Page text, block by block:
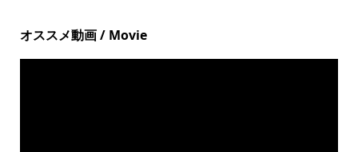
オススメ動画 / Movie